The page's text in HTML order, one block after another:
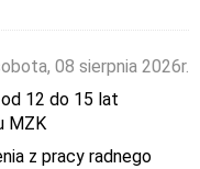
08 sierpnia 2026r.
12 do 15 lat
MZK
z pracy radnego